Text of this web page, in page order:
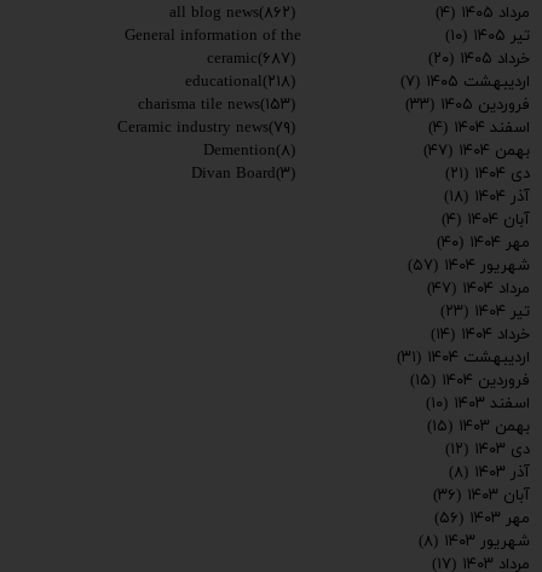
all blog news(۸۶۲)
General information of the
ceramic(۶۸۷)
educational(۲۱۸)
charisma tile news(۱۵۳)
Ceramic industry news(۷۹)
Demention(۸)
Divan Board(۳)
مرداد ۱۴۰۵
(۴)
تیر ۱۴۰۵
(۱۰)
خرداد ۱۴۰۵
(۲۰)
اردیبهشت ۱۴۰۵
(۷)
فروردین ۱۴۰۵
(۳۳)
اسفند ۱۴۰۴
(۴)
بهمن ۱۴۰۴
(۴۷)
دی ۱۴۰۴
(۲۱)
آذر ۱۴۰۴
(۱۸)
آبان ۱۴۰۴
(۴)
مهر ۱۴۰۴
(۴۰)
شهریور ۱۴۰۴
(۵۷)
مرداد ۱۴۰۴
(۴۷)
تیر ۱۴۰۴
(۲۳)
خرداد ۱۴۰۴
(۱۴)
اردیبهشت ۱۴۰۴
(۳۱)
فروردین ۱۴۰۴
(۱۵)
اسفند ۱۴۰۳
(۱۰)
بهمن ۱۴۰۳
(۱۵)
دی ۱۴۰۳
(۱۲)
آذر ۱۴۰۳
(۸)
آبان ۱۴۰۳
(۳۶)
مهر ۱۴۰۳
(۵۶)
شهریور ۱۴۰۳
(۸)
مرداد ۱۴۰۳
(۱۷)